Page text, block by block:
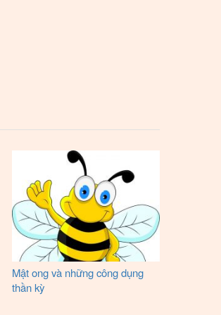
Mật ong và những công dụng
thần kỳ